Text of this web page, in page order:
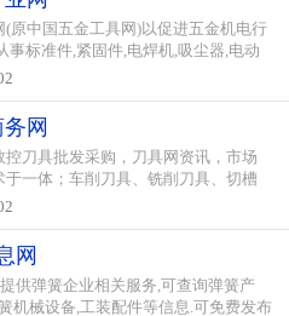
(原中国五金工具网)以促进五金机电行
事标准件,紧固件,电焊机,吸尘器,电动
打造五金配件,五金工具,五金电器专
网
控刀具批发采购，刀具网资讯，市场
于一体；车削刀具、铣削刀具、切槽
刀具、螺纹加工、齿轮加工刀具、
网
供弹簧企业相关服务,可查询弹簧产
机械设备,工装配件等信息.可免费发布